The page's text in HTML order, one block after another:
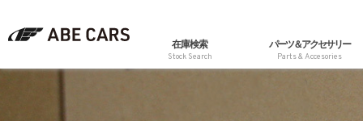
在庫検索
Stock Search
パーツ＆アクセサリー
Parts & Accesories